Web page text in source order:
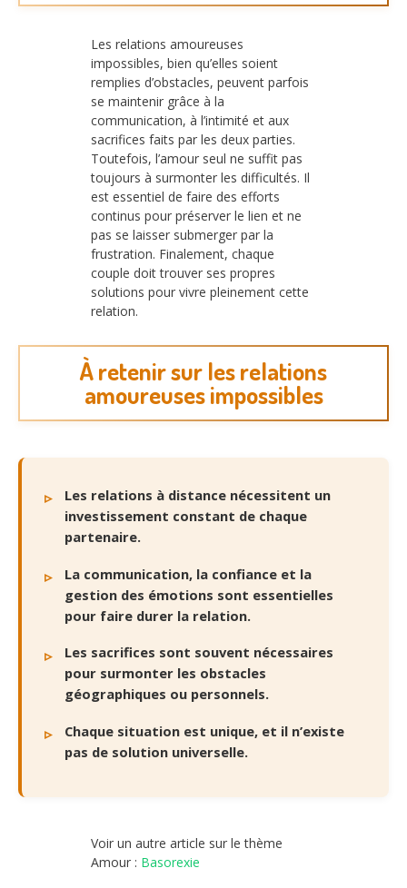
Les relations amoureuses
impossibles, bien qu’elles soient
remplies d’obstacles, peuvent parfois
se maintenir grâce à la
communication, à l’intimité et aux
sacrifices faits par les deux parties.
Toutefois, l’amour seul ne suffit pas
toujours à surmonter les difficultés. Il
est essentiel de faire des efforts
continus pour préserver le lien et ne
pas se laisser submerger par la
frustration. Finalement, chaque
couple doit trouver ses propres
solutions pour vivre pleinement cette
relation.
À retenir sur les relations
amoureuses impossibles
Les relations à distance nécessitent un
investissement constant de chaque
partenaire.
La communication, la confiance et la
gestion des émotions sont essentielles
pour faire durer la relation.
Les sacrifices sont souvent nécessaires
pour surmonter les obstacles
géographiques ou personnels.
Chaque situation est unique, et il n’existe
pas de solution universelle.
Voir un autre article sur le thème
Amour : Basorexie